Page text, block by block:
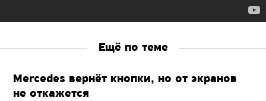
Ещё по теме
Mercedes вернёт кнопки, но от экранов
не откажется